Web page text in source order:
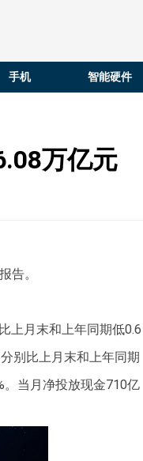
手机 智能硬件
万亿元
告。
上月末和上年同期低0.6
别比上月末和上年同期
。当月净投放现金710亿